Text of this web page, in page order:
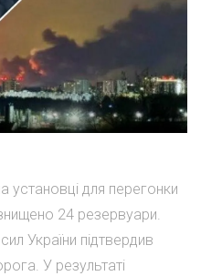
установці для перегонки
24 резервуари.
України підтвердив
У результаті